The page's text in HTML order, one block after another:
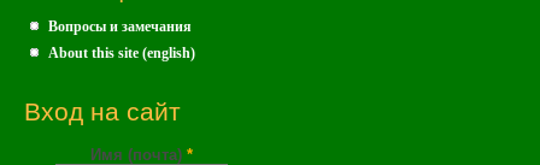
Вопросы и замечания
About this site (english)
Вход на сайт
Имя (почта) *